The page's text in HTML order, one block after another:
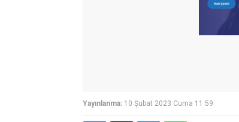
Yayınlanma: 10 Şubat 2023 Cuma 11:59